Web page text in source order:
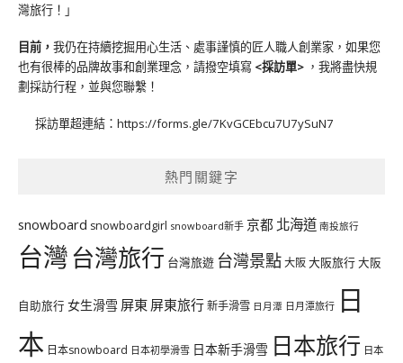
灣旅行！」
目前， 我仍在持續挖掘用心生活、處事謹慎的匠人職人創業家，如果您
也有很棒的品牌故事和創業理念，請撥空填寫 <採訪單> ，我將盡快規
劃採訪行程，並與您聯繫！
採訪單超連結： https://forms.gle/7KvGCEbcu7U7ySuN7
熱門關鍵字
snowboard snowboardgirl snowboard新手 京都 北海道 南投旅行
台灣台灣旅行 台灣旅遊 台灣景點大阪大阪旅行大阪
自助旅行 女生滑雪 屏東 屏東旅行新手滑雪 日月潭 日月潭旅行 日
本 日本snowboard 日本初學滑雪 日本新手滑雪 日本旅行 日本